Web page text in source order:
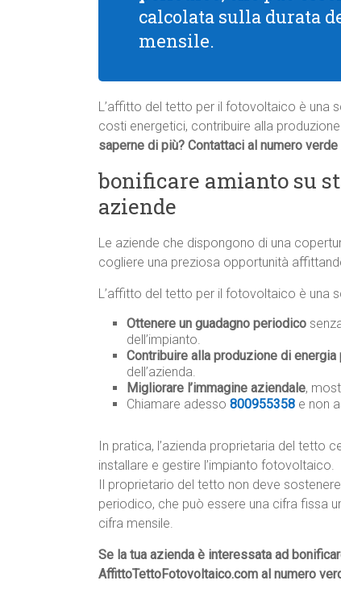
calcolata sulla durata
mensile.
L’affitto del tetto per il fotovoltaico è una
costi energetici, contribuire alla
saperne di più? Contattaci al numero verde
bonificare amianto su
aziende
Le aziende che dispongono di una
cogliere una preziosa opportunità
L’affitto del tetto per il fotovoltaico è una
Ottenere un guadagno periodico
dell’impianto.
Contribuire alla produzione di
dell’azienda.
Migliorare l’immagine aziendale,
Chiamare adesso 800955358 e non
In pratica, l’azienda proprietaria del tetto
installare e gestire l’impianto fotovoltaico.
Il proprietario del tetto non deve
periodico, che può essere una cifra fissa
cifra mensile.
Se la tua azienda è interessata ad
AffittoTettoFotovoltaico.com al numero